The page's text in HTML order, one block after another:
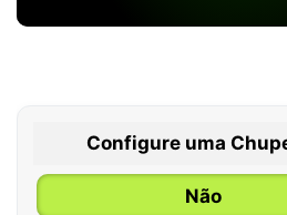
Configure uma
Não